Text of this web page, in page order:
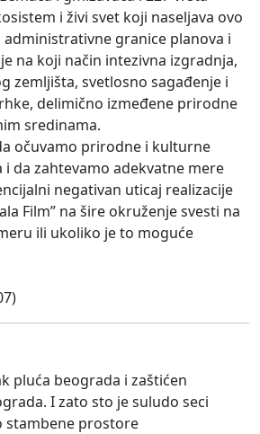
i živi svet koji naseljava ovo
granice planova i
na koji način intezivna izgradnja,
zemljišta, svetlosno sagađenje i
delimično izmeđene prirodne
sredinama.
očuvamo prirodne i kulturne
da zahtevamo adekvatne mere
negativan uticaj realizacije
Film” na šire okruženje svesti na
ili ukoliko je to moguće
pluća beograda i zaštićen
I zato sto je suludo seci
stambene prostore